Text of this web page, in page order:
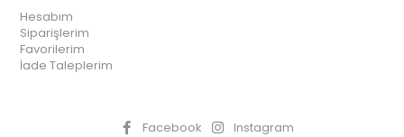
Hesabım
Siparişlerim
Favorilerim
İade Taleplerim
Facebook Instagram